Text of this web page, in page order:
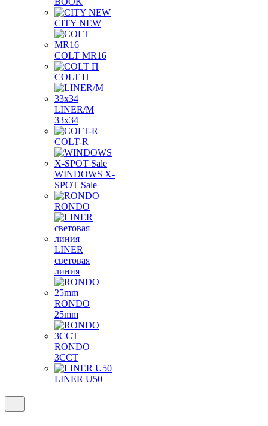
CITY NEW
COLT MR16
COLT П
LINER/М
33х34
COLT-R
WINDOWS X-
SPOT Sale
RONDO
LINER
световая
линия
RONDO
25mm
RONDO
3CCT
LINER U50